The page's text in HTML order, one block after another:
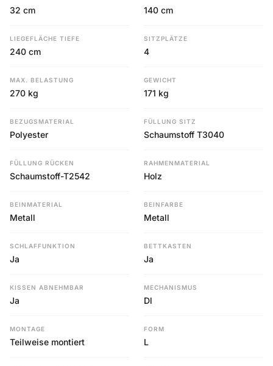
32 cm 140 cm
LIEGEFLÄCHE TIEFE
240 cm
SITZPLÄTZE
4
MAX. BELASTUNG
270 kg
GEWICHT
171 kg
BEZUGSMATERIAL
Polyester
FÜLLUNG SITZ
Schaumstoff T3040
FÜLLUNG RÜCKEN
Schaumstoff-T2542
RAHMENMATERIAL
Holz
BEINMATERIAL
Metall
BEINFARBE
Metall
SCHLAFFUNKTION
Ja
BETTKASTEN
Ja
KISSEN ABNEHMBAR
Ja
MECHANISMUS
Dl
MONTAGE
Teilweise montiert
FORM
L